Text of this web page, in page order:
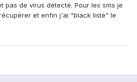
pas de virus détecté. Pour les sms je
et enfin j'ai "black listé" le